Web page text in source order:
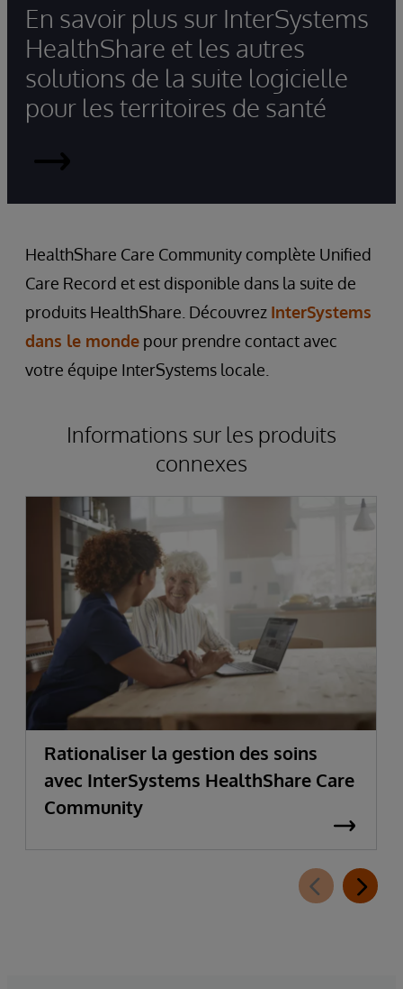
En savoir plus sur InterSystems
HealthShare et les autres
solutions de la suite logicielle
pour les territoires de santé
Lire
la
suite
HealthShare Care Community complète Unified
Care Record et est disponible dans la suite de
produits HealthShare. Découvrez InterSystems
dans le monde pour prendre contact avec
votre équipe InterSystems locale.
Informations sur les produits
connexes
Rationaliser la gestion des soins
avec InterSystems HealthShare Care
Community